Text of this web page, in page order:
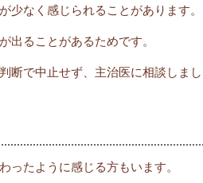
少なく感じられることがあります。
出ることがあるためです。
断で中止せず、主治医に相談しまし
ったように感じる方もいます。